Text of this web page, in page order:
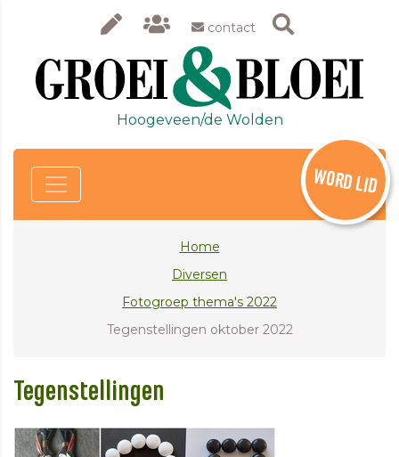
contact
Hoogeveen/de Wolden
WORD LID
Home
Diversen
Fotogroep thema's 2022
Tegenstellingen oktober 2022
Tegenstellingen